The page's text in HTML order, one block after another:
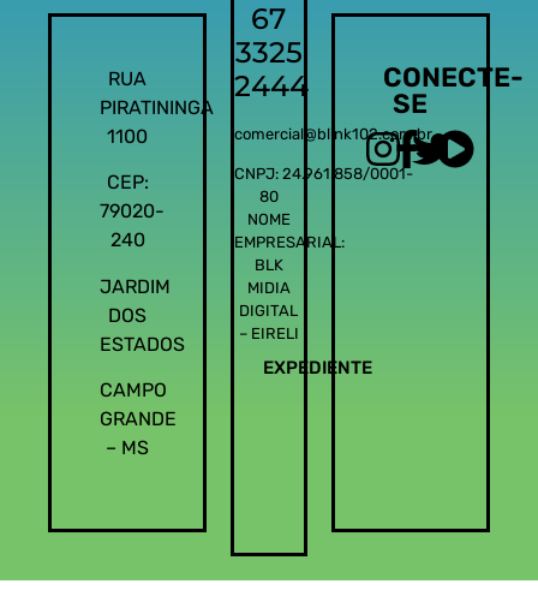
RUA
PIRATININGA
1100
CEP:
79020-
240
JARDIM
DOS
ESTADOS
CAMPO
GRANDE
– MS
67
3325
2444
comercial@blink102.com.br
CNPJ: 24.961.858/0001-
80
NOME
EMPRESARIAL:
BLK
MIDIA
DIGITAL
– EIRELI
EXPEDIENTE
CONECTE-
SE